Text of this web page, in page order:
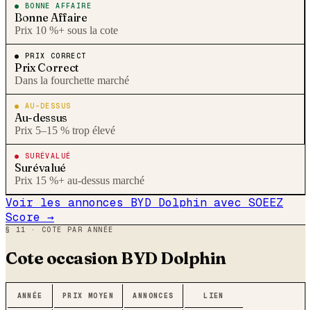
● BONNE AFFAIRE
Bonne Affaire
Prix 10 %+ sous la cote
● PRIX CORRECT
Prix Correct
Dans la fourchette marché
● AU-DESSUS
Au-dessus
Prix 5–15 % trop élevé
● SURÉVALUÉ
Surévalué
Prix 15 %+ au-dessus marché
Voir les annonces BYD Dolphin avec SOEEZ
Score →
§ 11 · COTE PAR ANNÉE
Cote occasion BYDDolphin
ANNÉE PRIX MOYEN ANNONCES LIEN